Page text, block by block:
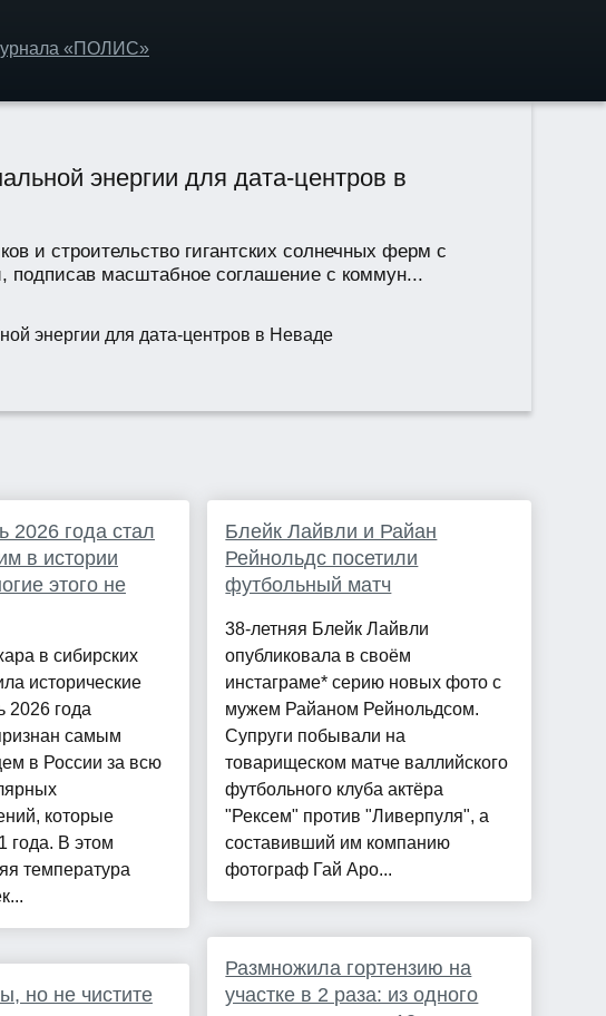
«ПОЛИС»
энергии для дата-центров в
и строительство гигантских солнечных ферм с
подписав масштабное соглашение с коммун...
2026 года стал
в истории
этого не
в сибирских
исторические
2026 года
самым
в России за всю
которые
года. В этом
температура
но не чистите
Блейк Лайвли и Райан
Рейнольдс посетили
футбольный матч
38-летняя Блейк Лайвли
опубликовала в своём
инстаграме* серию новых фото с
мужем Райаном Рейнольдсом.
Супруги побывали на
товарищеском матче валлийского
футбольного клуба актёра
"Рексем" против "Ливерпуля", а
составивший им компанию
фотограф Гай Аро...
Размножила гортензию на
участке в 2 раза: из одного